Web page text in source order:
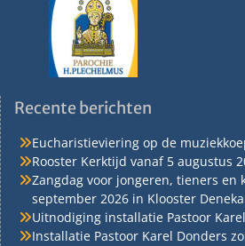
Recente berichten
Eucharistieviering op de
Rooster Kerktijd vanaf 5 augustus
Zangdag voor jongeren, tieners en
september 2026 in Klooster
Uitnodiging installatie Pastoor
Installatie Pastoor Karel Donders